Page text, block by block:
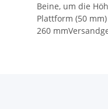
Beine, um die
Plattform (50
260